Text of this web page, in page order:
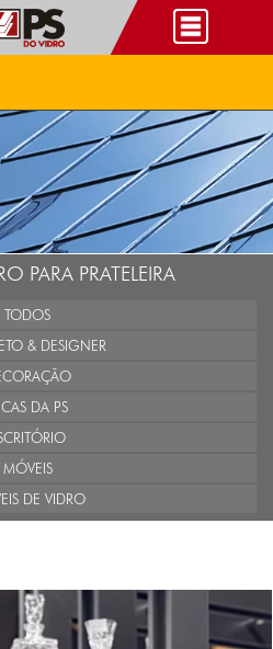
PARA PRATELEIRA
TODOS
& DESIGNER
DA PS
MÓVEIS
DE VIDRO